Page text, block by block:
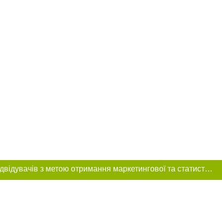
Цей сайт використовує «cookies». Також веб-сайт використовує інтернет-сервіс для збору технічних даних стосовно відвідувачів з метою отримання маркетингової та статистичної інформації. Умови обробки даних відвідувачів сайту див.